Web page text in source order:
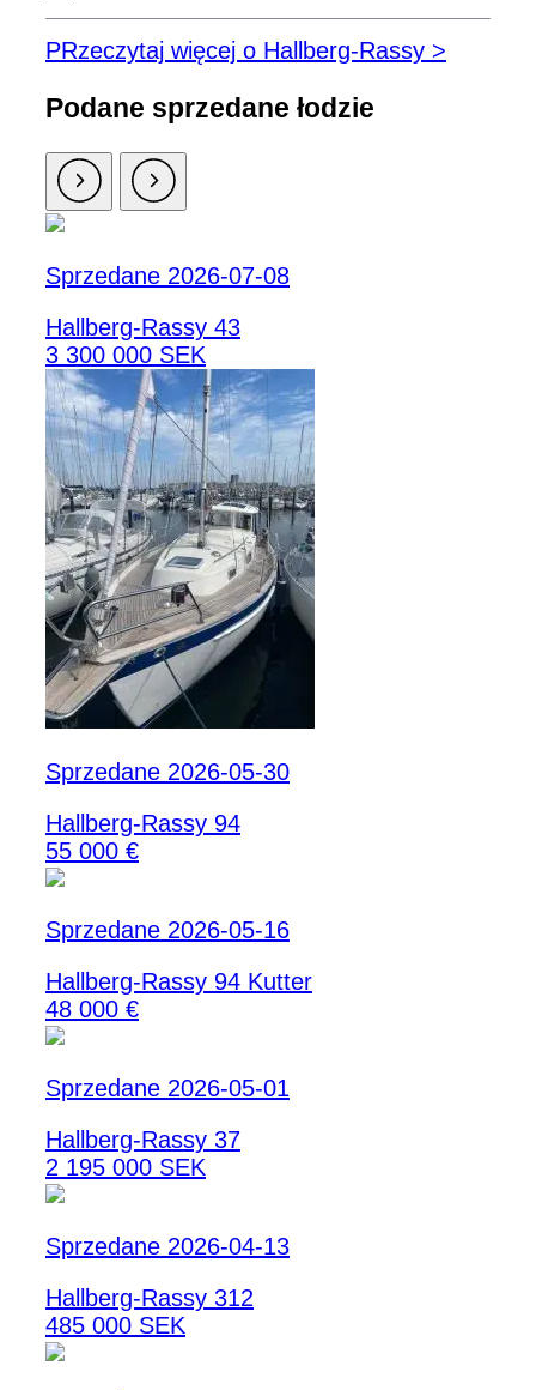
PRzeczytaj więcej o Hallberg-Rassy >
Podane sprzedane łodzie
Sprzedane 2026-07-08
Hallberg-Rassy 43
3 300 000 SEK
Sprzedane 2026-05-30
Hallberg-Rassy 94
55 000 €
Sprzedane 2026-05-16
Hallberg-Rassy 94 Kutter
48 000 €
Sprzedane 2026-05-01
Hallberg-Rassy 37
2 195 000 SEK
Sprzedane 2026-04-13
Hallberg-Rassy 312
485 000 SEK